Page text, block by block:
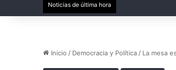
Noticias de última hora
Inicio / Democracia y Política / La mesa